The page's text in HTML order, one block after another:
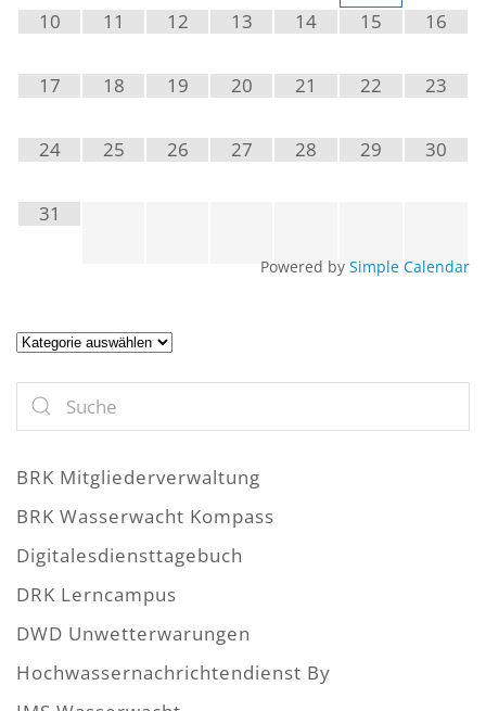
10 11 12 13 14 15 16
17 18 19 20 21 22 23
24 25 26 27 28 29 30
31
Powered by Simple Calendar
Artikel
BRK Mitgliederverwaltung
BRK Wasserwacht Kompass
Digitalesdiensttagebuch
DRK Lerncampus
DWD Unwetterwarungen
Hochwassernachrichtendienst By